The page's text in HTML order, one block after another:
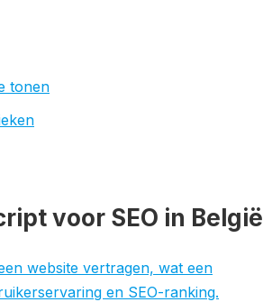
tonen
voor SEO in België
website vertragen, wat een
en SEO-ranking.